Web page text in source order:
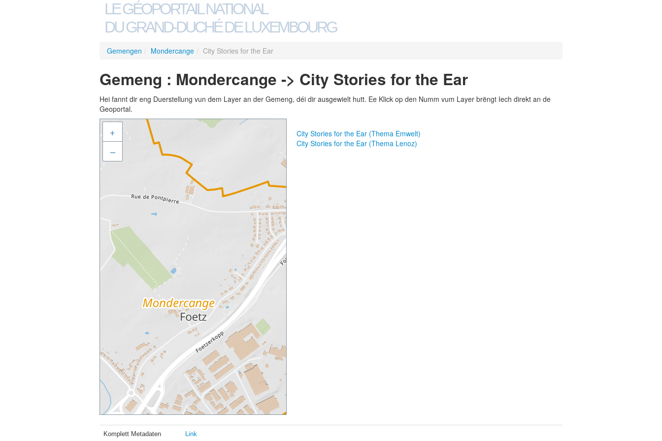
LE GÉOPORTAIL NATIONAL
DU GRAND-DUCHÉ DE LUXEMBOURG
Gemengen / Mondercange / City Stories for the Ear
Gemeng : Mondercange -> City Stories for the Ear
Hei fannt dir eng Duerstellung vun dem Layer an der Gemeng, déi dir ausgewielt hutt. Ee Klick op den Numm vum Layer brëngt Iech direkt an de
Geoportal.
+
–
City Stories for the Ear (Thema Emwelt)
City Stories for the Ear (Thema Lenoz)
Komplett Metadaten Link